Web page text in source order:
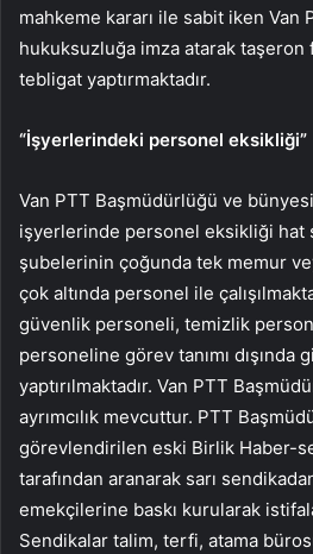
mahkeme kararı ile sabit iken Van
hukuksuzluğa imza atarak
tebligat yaptırmaktadır.
“İşyerlerindeki personel eksikliği”
Van PTT Başmüdürlüğü ve
işyerlerinde personel eksikliği hat
şubelerinin çoğunda tek memur
çok altında personel ile
güvenlik personeli, temizlik
personeline görev tanımı dışında
yaptırılmaktadır. Van PTT
ayrımcılık mevcuttur. PTT
görevlendirilen eski Birlik Haber-
tarafından aranarak sarı
emekçilerine baskı kurularak
Sendikalar talim, terfi, atama